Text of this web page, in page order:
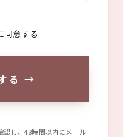
同意する
る →
認し、48時間以内にメール